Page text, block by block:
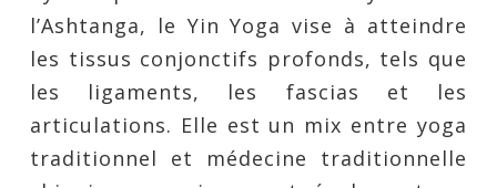
l’Ashtanga, le Yin Yoga vise à atteindre
les tissus conjonctifs profonds, tels que
les ligaments, les fascias et les
articulations. Elle est un mix entre yoga
traditionnel et médecine traditionnelle